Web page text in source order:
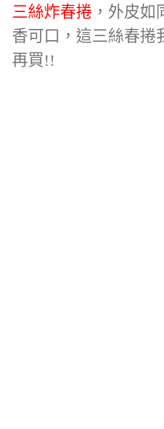
三絲炸春捲 ，外皮
香可口，這三絲春捲
再買!!